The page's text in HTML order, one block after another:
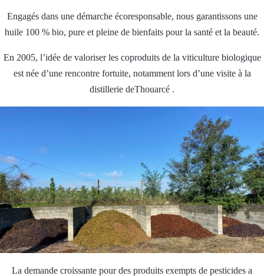
Engagés dans une démarche écoresponsable, nous garantissons une
huile 100 % bio, pure et pleine de bienfaits pour la santé et la beauté.
En 2005, l’idée de valoriser les coproduits de la viticulture biologique
est née d’une rencontre fortuite, notamment lors d’une visite à la
distillerie deThouarcé .
La demande croissante pour des produits exempts de pesticides a